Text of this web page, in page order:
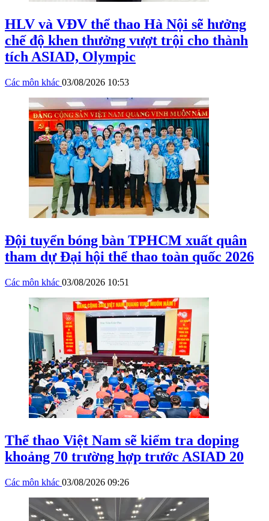
HLV và VĐV thể thao Hà Nội sẽ hưởng
chế độ khen thưởng vượt trội cho thành
tích ASIAD, Olympic
Các môn khác 03/08/2026 10:53
Đội tuyển bóng bàn TPHCM xuất quân
tham dự Đại hội thể thao toàn quốc 2026
Các môn khác 03/08/2026 10:51
Thể thao Việt Nam sẽ kiểm tra doping
khoảng 70 trường hợp trước ASIAD 20
Các môn khác 03/08/2026 09:26